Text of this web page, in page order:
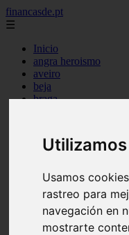
Usamos
rastreo para
navegación en
mostrarte
financasde.pt
☰
Inicio
angra heroismo
aveiro
beja
braga
coimbra
evora
guarda
leiria
lisboa
madeira